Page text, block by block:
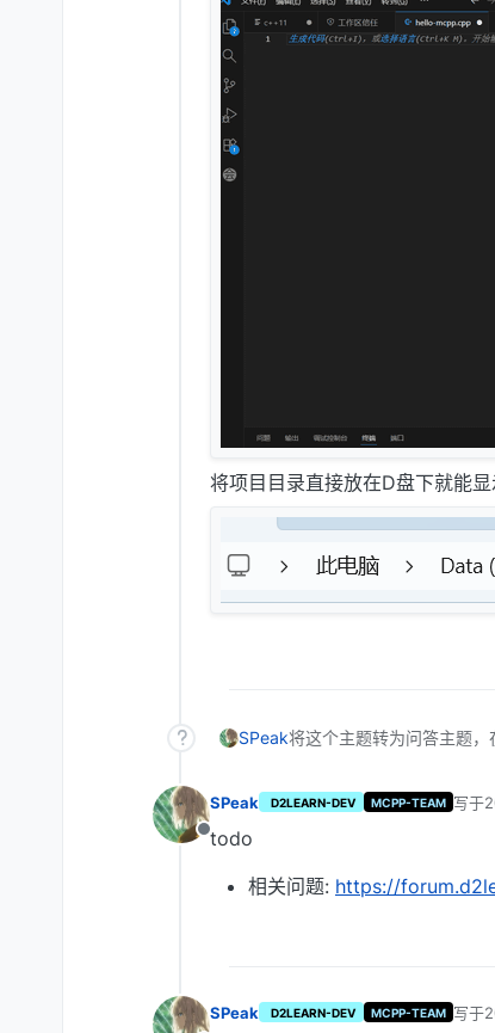
将项目目录直接放在D盘下就能显
SPeak将这个主题转为问答主题，
离线
SPeak D2LEARN-DEV MCPP-TEAM 写于
最后
todo
相关问题: https://
SPeak D2LEARN-DEV MCPP-TEAM 写于
最后